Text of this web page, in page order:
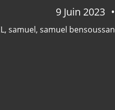
9 Juin 2023
, samuel, samuel bensoussan